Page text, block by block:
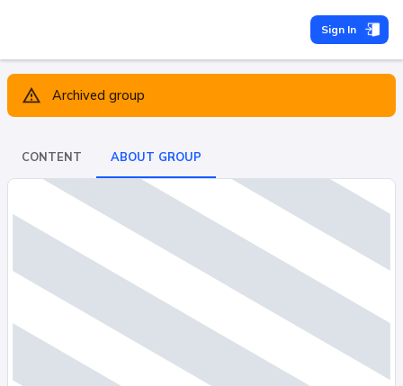
Sign In
Archived group
CONTENT ABOUT GROUP